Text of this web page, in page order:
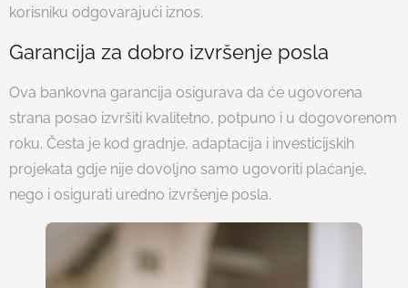
korisniku odgovarajući iznos.
Garancija za dobro izvršenje posla
Ova bankovna garancija osigurava da će ugovorena
strana posao izvršiti kvalitetno, potpuno i u dogovorenom
roku. Česta je kod gradnje, adaptacija i investicijskih
projekata gdje nije dovoljno samo ugovoriti plaćanje,
nego i osigurati uredno izvršenje posla.